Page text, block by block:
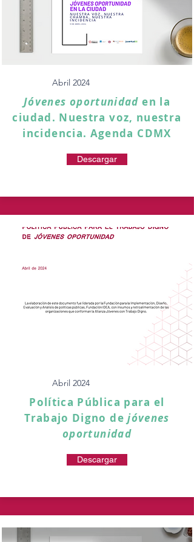
Abril 2024
Jóvenes oportunidaden la
ciudad. Nuestra voz, nuestra
incidencia. Agenda CDMX
Descargar
Abril 2024
Política Pública para el
Trabajo Digno dejóvenes
oportunidad
Descargar